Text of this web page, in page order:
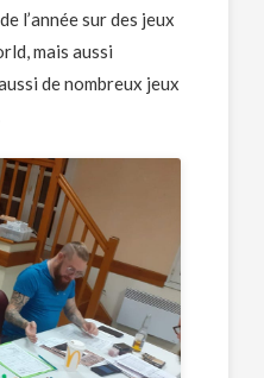
l’année sur des jeux
mais aussi
de nombreux jeux